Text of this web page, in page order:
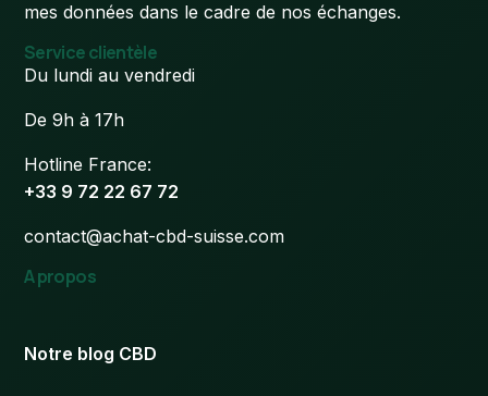
mes données dans le cadre de nos échanges.
Service clientèle
Du lundi au vendredi
De 9h à 17h
Hotline France:
+33 9 72 22 67 72
contact@achat-cbd-suisse.com
A propos
Notre blog CBD